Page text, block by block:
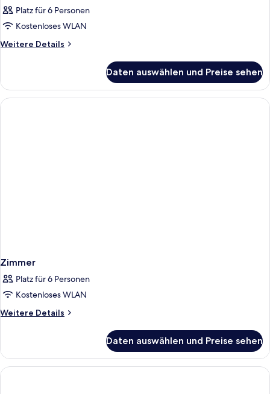
Platz für 6 Personen
Kostenloses WLAN
Weitere Details
Weitere
Daten auswählen und Preise sehen
Zimmer
Platz für 6 Personen
Kostenloses WLAN
Weitere Details
Weitere
Daten auswählen und Preise sehen